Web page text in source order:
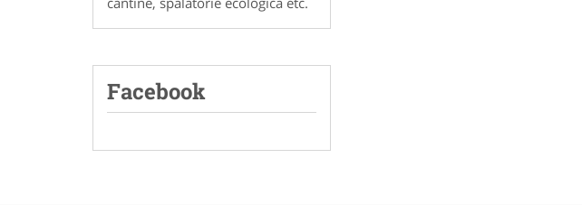
Facebook